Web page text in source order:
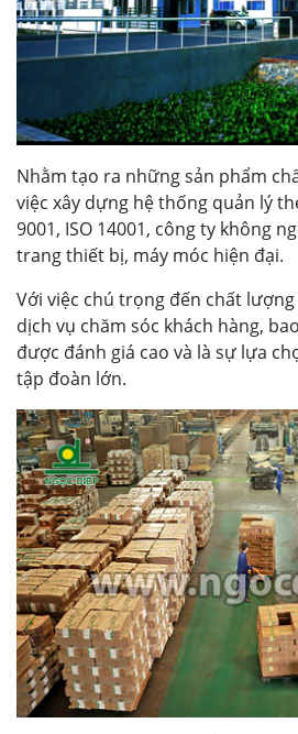
Nhằm tạo ra những sản phẩm
việc xây dựng hệ thống quản lý
9001, ISO 14001, công ty không
trang thiết bị, máy móc hiện đại.
Với việc chú trọng đến chất
dịch vụ chăm sóc khách hàng,
được đánh giá cao và là sự lựa
tập đoàn lớn.